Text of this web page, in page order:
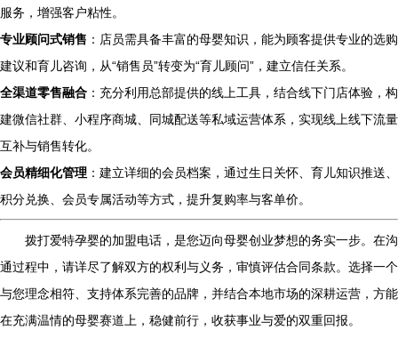
服务，增强客户粘性。
专业顾问式销售 ：店员需具备丰富的母婴知识，能为顾客提供专业的选购
建议和育儿咨询，从“销售员”转变为“育儿顾问”，建立信任关系。
全渠道零售融合 ：充分利用总部提供的线上工具，结合线下门店体验，构
建微信社群、小程序商城、同城配送等私域运营体系，实现线上线下流量
互补与销售转化。
会员精细化管理 ：建立详细的会员档案，通过生日关怀、育儿知识推送、
积分兑换、会员专属活动等方式，提升复购率与客单价。
拨打爱特孕婴的加盟电话，是您迈向母婴创业梦想的务实一步。在沟
通过程中，请详尽了解双方的权利与义务，审慎评估合同条款。选择一个
与您理念相符、支持体系完善的品牌，并结合本地市场的深耕运营，方能
在充满温情的母婴赛道上，稳健前行，收获事业与爱的双重回报。